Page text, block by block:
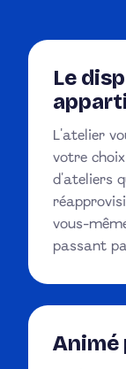
Le
L'atelier
votre
d'ateliers
vous-
passant
Animé